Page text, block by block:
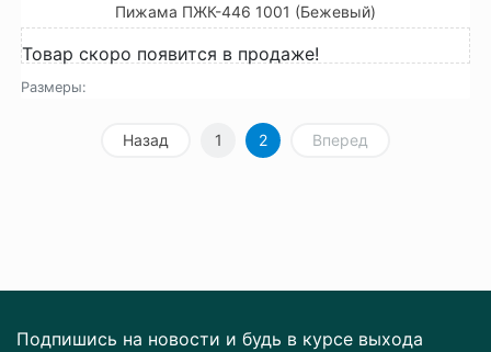
Пижама ПЖК-446 1001 (Бежевый)
Товар скоро появится в продаже!
Размеры:
Назад 1 2 Вперед
Подпишись на новости и будь в курсе выхода